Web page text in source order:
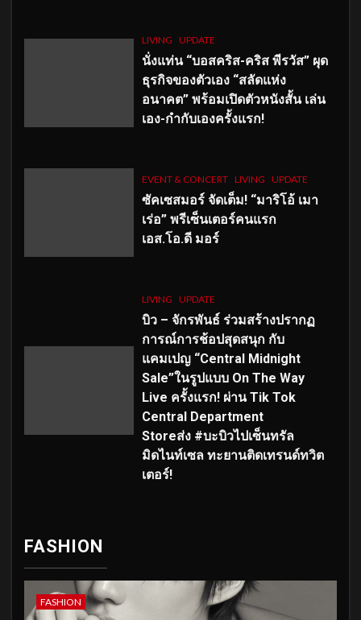
LIVING UPDATE
นั่งแท่น “บอสคริส-คริส พีรวัส” ผุด
ธุรกิจของตัวเอง “สลัดแห่ง
อนาคต” พร้อมเปิดตัวหนังสั้น เล่น
เอง-กำกับเองครั้งแรก!
EVENT & CONCERT LIVING UPDATE
ซัคเซสมอร์ จัดเต็ม! “มาริโอ้ เมา
เร่อ” พรีเซ็นเตอร์คนแรก
เอส.โอ.ดี มอร์
LIVING UPDATE
บิว – จักรพันธ์ ร่วมสร้างปรากฏ
การณ์การช้อปสุดสนุก กับ
แคมเปญ “Central Midnight
Sale”ในรูปแบบ On The Way
Live ครั้งแรก! ผ่าน Tik Tok
Central Department
Storeส่ง #บะบิวไปเซ็นทรัล
มิดไนท์เซล ทะยานติดเทรนด์ทวิต
เตอร์!
FASHION
FASHION